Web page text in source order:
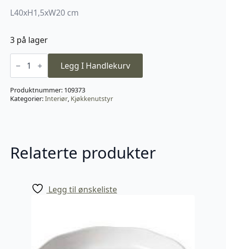
L40xH1,5xW20 cm
3 på lager
Nukaka
Skjærebrett,
Marmor
antall
Legg I Handlekurv
Produktnummer: 109373
Kategorier:Interiør, Kjøkkenutstyr
Relaterte produkter
Legg til ønskeliste